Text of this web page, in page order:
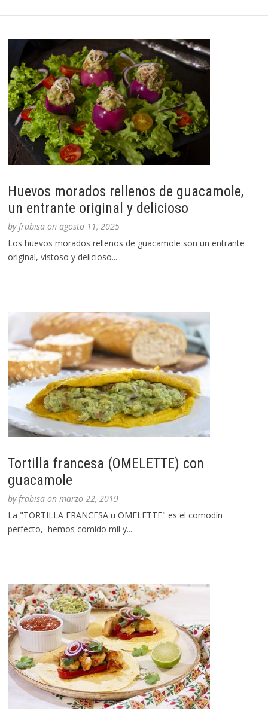
Huevos morados rellenos de guacamole,
un entrante original y delicioso
byfrabisa onagosto 11, 2025
Los huevos morados rellenos de guacamole son un entrante
original, vistoso y delicioso...
Tortilla francesa (OMELETTE) con
guacamole
byfrabisa onmarzo 22, 2019
La "TORTILLA FRANCESA u OMELETTE" es el comodín
perfecto, hemos comido mil y...